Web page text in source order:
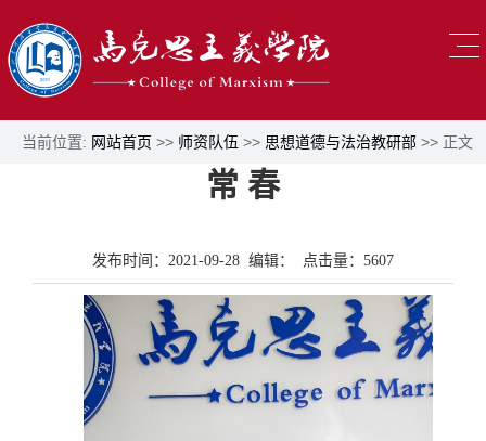
当前位置: 网站首页 >> 师资队伍 >> 思想道德与法治教研部 >> 正文
常 春
发布时间：2021-09-28 编辑： 点击量： 5607